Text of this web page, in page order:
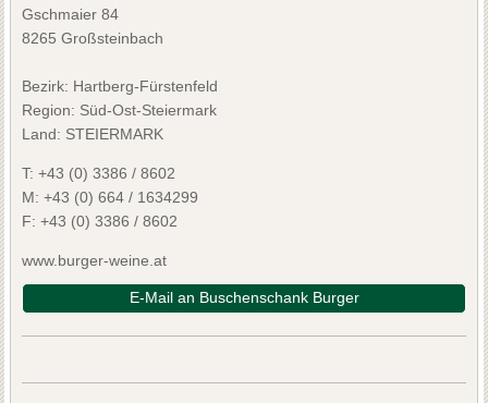
Gschmaier 84
8265 Großsteinbach
Bezirk: Hartberg-Fürstenfeld
Region: Süd-Ost-Steiermark
Land: STEIERMARK
T: +43 (0) 3386 / 8602
M: +43 (0) 664 / 1634299
F: +43 (0) 3386 / 8602
www.burger-weine.at
E-Mail an Buschenschank Burger